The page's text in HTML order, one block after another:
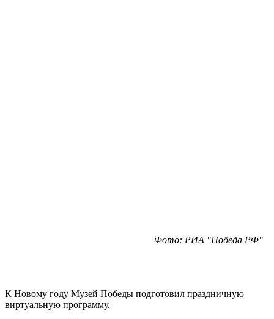
Фото: РИА "Победа РФ"
К Новому году Музей Победы подготовил праздничную
виртуальную программу.